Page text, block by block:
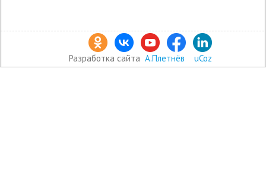
Разработка сайта А.Плетнёв uCoz